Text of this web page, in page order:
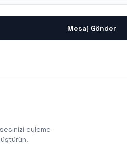
Mesaj Gönder
eyleme